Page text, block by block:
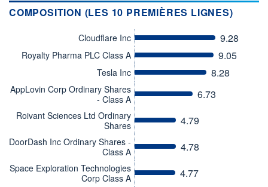
Consulter le prospectus / DIC
03/12
CATÉGORIE MORNINGSTAR
Actions Secteur Autres
FONDS PARTENAIRES
TARIFS PRIVILÉGIÉS 0%
COMPOSITION (LES 10 PREMIÈRES LIGNES)
Cloudflare Inc 9.28
Royalty Pharma PLC Class A 9.05
Tesla Inc 8.28
AppLovin Corp Ordinary Shares
- Class A
6.73
Roivant Sciences Ltd Ordinary
Shares
4.79
DoorDash Inc Ordinary Shares -
Class A
4.78
Space Exploration Technologies
Corp Class A
4.77